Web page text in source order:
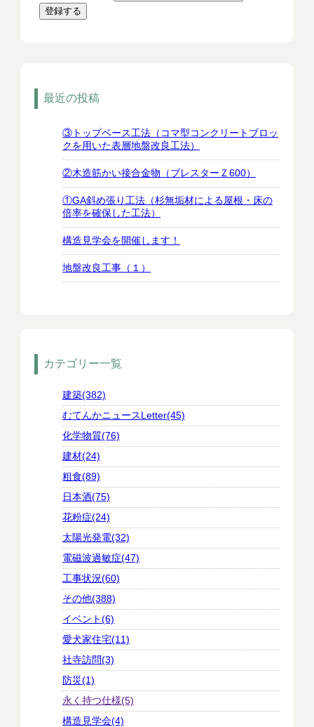
最近の投稿
③トップベース工法（コマ型コンクリートブロッ
クを用いた表層地盤改良工法）
②木造筋かい接合金物（ブレスターＺ600）
①GA斜め張り工法（杉無垢材による屋根・床の
倍率を確保した工法）
構造見学会を開催します！
地盤改良工事（１）
カテゴリー一覧
建築(382)
むてんかニュースLetter(45)
化学物質(76)
建材(24)
粗食(89)
日本酒(75)
花粉症(24)
太陽光発電(32)
電磁波過敏症(47)
工事状況(60)
その他(388)
イベント(6)
愛犬家住宅(11)
社寺訪問(3)
防災(1)
永く持つ仕様(5)
構造見学会(4)